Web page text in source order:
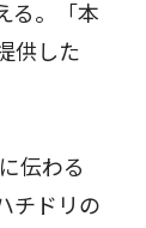
る。「本
供した
伝わる
チドリの